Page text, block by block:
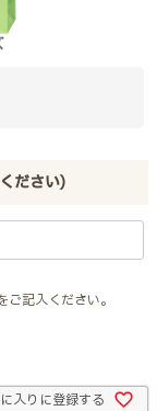
ださい)
記入ください。
入りに登録する